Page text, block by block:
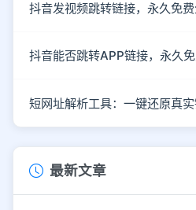
抖音发视频跳转链接，永久免
抖音能否跳转APP链接，永久
短网址解析工具：一键还原真
最新文章